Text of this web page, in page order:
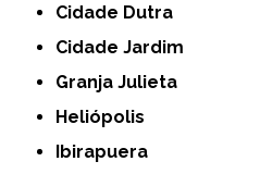
Cidade Dutra
Cidade Jardim
Granja Julieta
Heliópolis
Ibirapuera